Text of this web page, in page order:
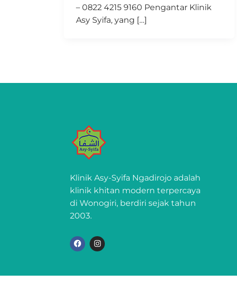
– 0822 4215 9160 Pengantar Klinik
Asy Syifa, yang […]
Klinik Asy-Syifa Ngadirojo adalah
klinik khitan modern terpercaya
di Wonogiri, berdiri sejak tahun
2003.
F
a
c
o
I
n
s
g